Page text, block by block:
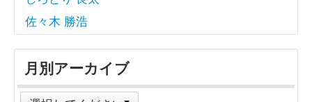
佐々木 勝浩
月別アーカイブ